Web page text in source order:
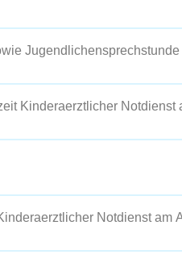
Kinderaerztlicher Notdienst
Notdienst am